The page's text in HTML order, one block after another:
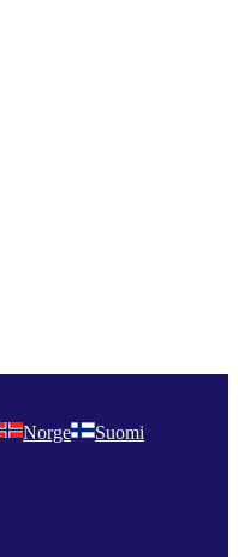
Norge Suomi